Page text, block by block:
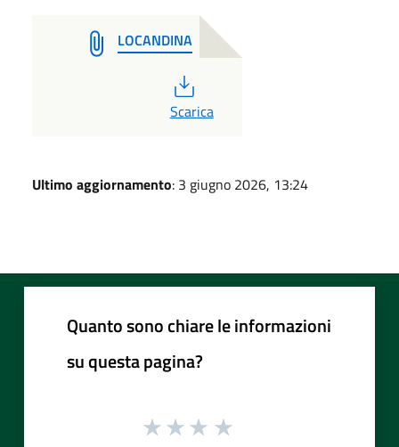
LOCANDINA
PDF
Scarica
Ultimo aggiornamento: 3 giugno 2026, 13:24
Quanto sono chiare le informazioni
su questa pagina?